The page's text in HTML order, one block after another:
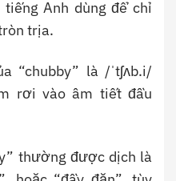
Anh dùng để chỉ
trịa.
“chubby” là /ˈtʃʌb.i/
rơi vào âm tiết đầu
thường được dịch là